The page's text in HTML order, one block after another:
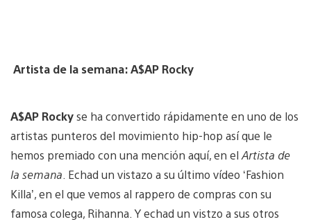
Artista de la semana: A$AP Rocky
A$AP Rockyse ha convertido rápidamente en uno de los
artistas punteros del movimiento hip-hop así que le
hemos premiado con una mención aquí, en el Artista de
la semana . Echad un vistazo a su último vídeo ‘Fashion
Killa’, en el que vemos al rappero de compras con su
famosa colega, Rihanna. Y echad un vistzo a sus otros